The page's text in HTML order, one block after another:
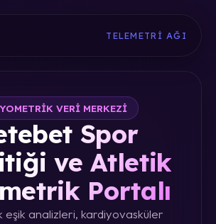
TELEMETRI AĞI
VERI MERKEZI
Spor
ve Atletik
Portalı
eşik analizleri, kardiyovasküler